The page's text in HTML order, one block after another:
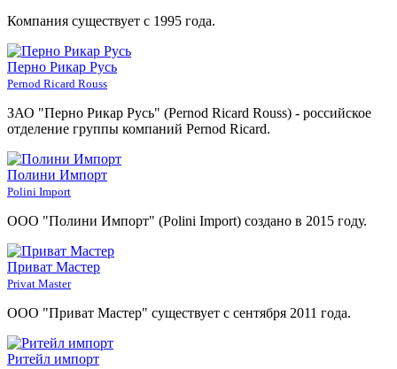
Компания существует с 1995 года.
Перно Рикар Русь
Pernod Ricard Rouss
ЗАО "Перно Рикар Русь" (Pernod Ricard Rouss) - российское
отделение группы компаний Pernod Ricard.
Полини Импорт
Polini Import
ООО "Полини Импорт" (Polini Import) создано в 2015 году.
Приват Мастер
Privat Master
ООО "Приват Мастер" существует с сентября 2011 года.
Ритейл импорт